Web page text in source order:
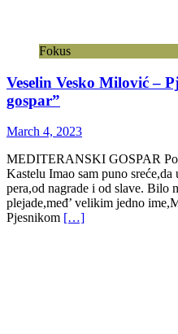
Fokus
Veselin Vesko Milović –
gospar”
March 4, 2023
MEDITERANSKI GOSPAR
Kastelu Imao sam puno
pera,od nagrade i od slave. Bilo
plejade,međ’ velikim jedno
Pjesnikom […]